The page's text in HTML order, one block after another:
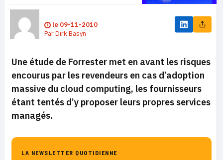
le 09-11-2010
ParDirk Basyn
Une étude de Forrester met en avant les risques
encourus par les revendeurs en cas d’adoption
massive du cloud computing, les fournisseurs
étant tentés d’y proposer leurs propres services
managés.
LA NEWSLETTER QUOTIDIENNE